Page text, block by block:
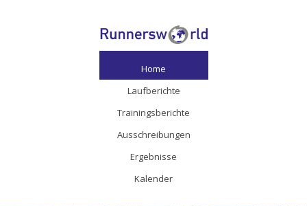
Home
Laufberichte
Trainingsberichte
Ausschreibungen
Ergebnisse
Kalender